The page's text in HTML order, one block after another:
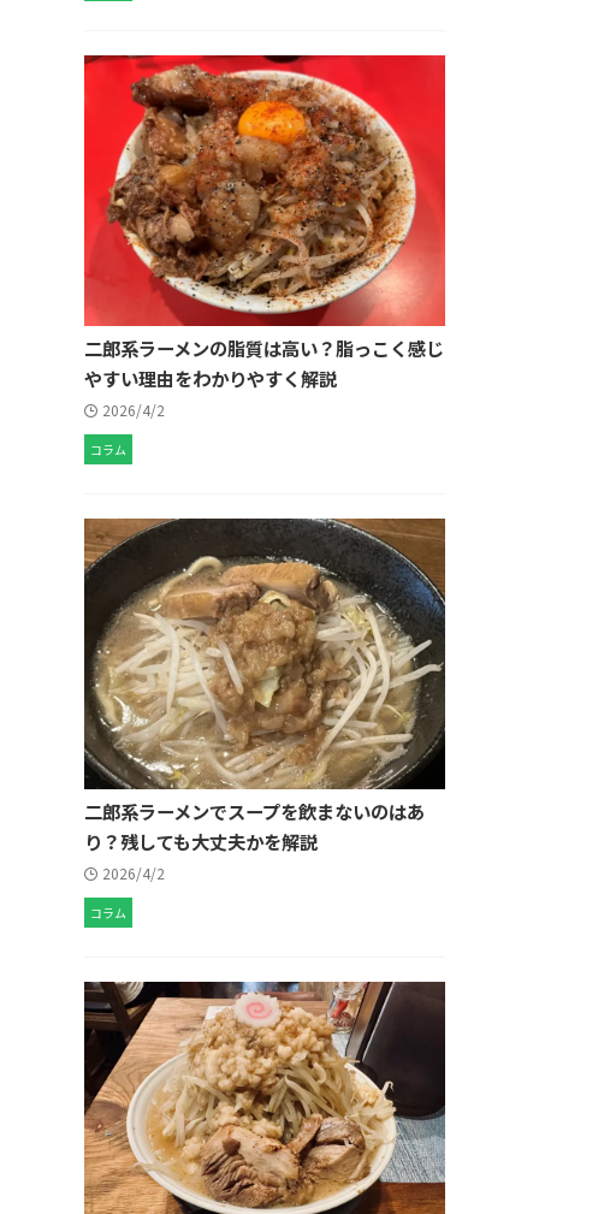
二郎系ラーメンの脂質は高い？脂っこく感じ
やすい理由をわかりやすく解説
2026/4/2
コラム
二郎系ラーメンでスープを飲まないのはあ
り？残しても大丈夫かを解説
2026/4/2
コラム